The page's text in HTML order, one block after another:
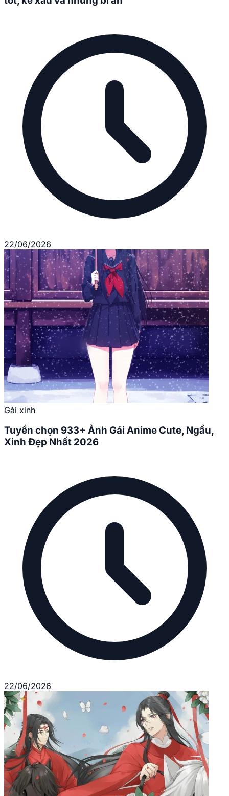
22/06/2026
Gái xinh
Tuyển chọn 933+ Ảnh Gái Anime Cute, Ngầu,
Xinh Đẹp Nhất 2026
22/06/2026